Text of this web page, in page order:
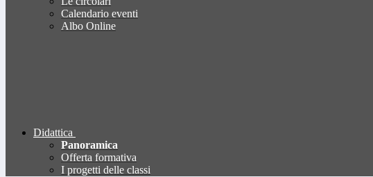
Calendario eventi
Albo Online
Didattica
Panoramica
Offerta formativa
I progetti delle classi